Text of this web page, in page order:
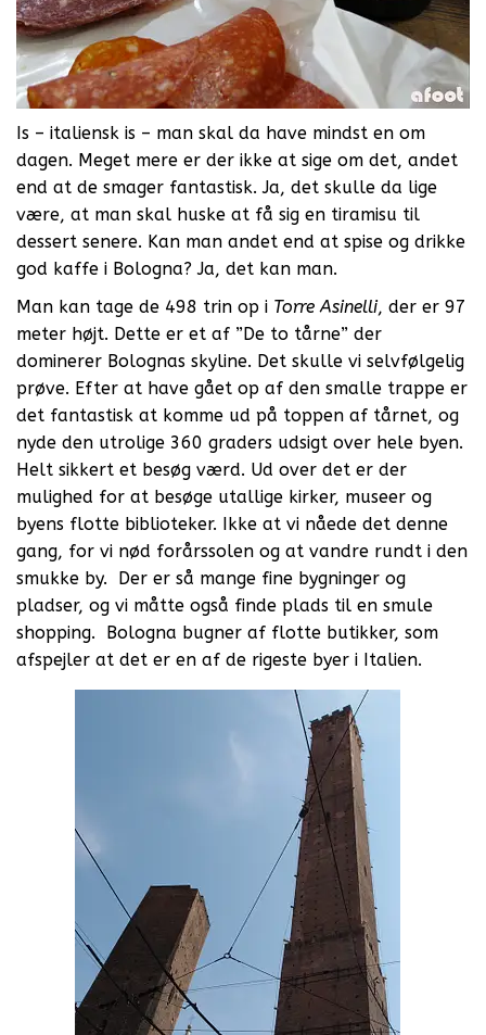
Is – italiensk is – man skal da have mindst en om
dagen. Meget mere er der ikke at sige om det, andet
end at de smager fantastisk. Ja, det skulle da lige
være, at man skal huske at få sig en tiramisu til
dessert senere. Kan man andet end at spise og drikke
god kaffe i Bologna? Ja, det kan man.
Man kan tage de 498 trin op i Torre Asinelli, der er 97
meter højt. Dette er et af ”De to tårne” der
dominerer Bolognas skyline. Det skulle vi selvfølgelig
prøve. Efter at have gået op af den smalle trappe er
det fantastisk at komme ud på toppen af tårnet, og
nyde den utrolige 360 graders udsigt over hele byen.
Helt sikkert et besøg værd. Ud over det er der
mulighed for at besøge utallige kirker, museer og
byens flotte biblioteker. Ikke at vi nåede det denne
gang, for vi nød forårssolen og at vandre rundt i den
smukke by. Der er så mange fine bygninger og
pladser, og vi måtte også finde plads til en smule
shopping. Bologna bugner af flotte butikker, som
afspejler at det er en af de rigeste byer i Italien.